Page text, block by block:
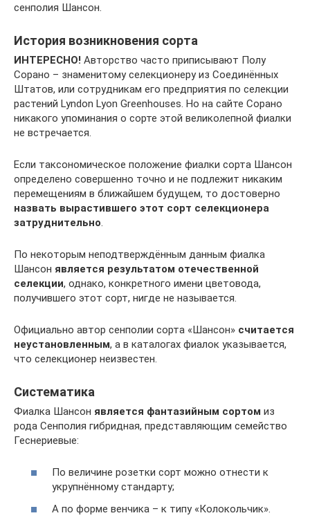
сенполия Шансон.
История возникновения сорта
ИНТЕРЕСНО! Авторство часто приписывают Полу
Сорано – знаменитому селекционеру из Соединённых
Штатов, или сотрудникам его предприятия по селекции
растений Lyndon Lyon Greenhouses. Но на сайте Сорано
никакого упоминания о сорте этой великолепной фиалки
не встречается.
Если таксономическое положение фиалки сорта Шансон
определено совершенно точно и не подлежит никаким
перемещениям в ближайшем будущем, то достоверно
назвать вырастившего этот сорт селекционера
затруднительно
По некоторым неподтверждённым данным фиалка
Шансон является результатом отечественной
селекции, однако, конкретного имени цветовода,
получившего этот сорт, нигде не называется.
Официально автор сенполии сорта «Шансон» считается
неустановленным, а в каталогах фиалок указывается,
что селекционер неизвестен.
Систематика
Фиалка Шансон является фантазийным сортом из
рода Сенполия гибридная, представляющим семейство
Геснериевые:
По величине розетки сорт можно отнести к
укрупнённому стандарту;
А по форме венчика – к типу «Колокольчик».